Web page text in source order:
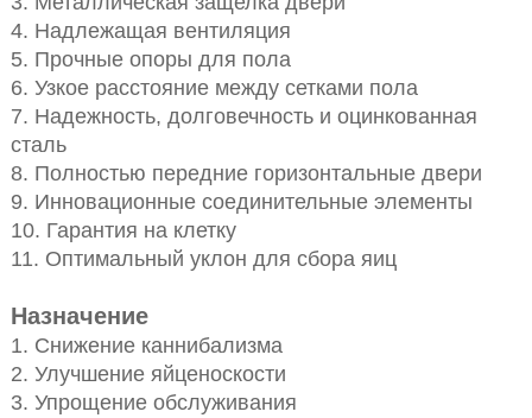
4. Надлежащая вентиляция
5. Прочные опоры для пола
6. Узкое расстояние между сетками пола
7. Надежность, долговечность и оцинкованная
сталь
8. Полностью передние горизонтальные двери
9. Инновационные соединительные элементы
10. Гарантия на клетку
11. Оптимальный уклон для сбора яиц
Назначение
1. Снижение каннибализма
2. Улучшение яйценоскости
3. Упрощение обслуживания